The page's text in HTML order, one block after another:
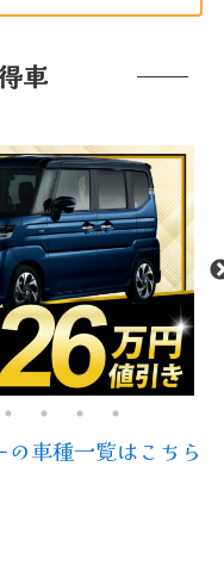
車
の車種一覧はこちら